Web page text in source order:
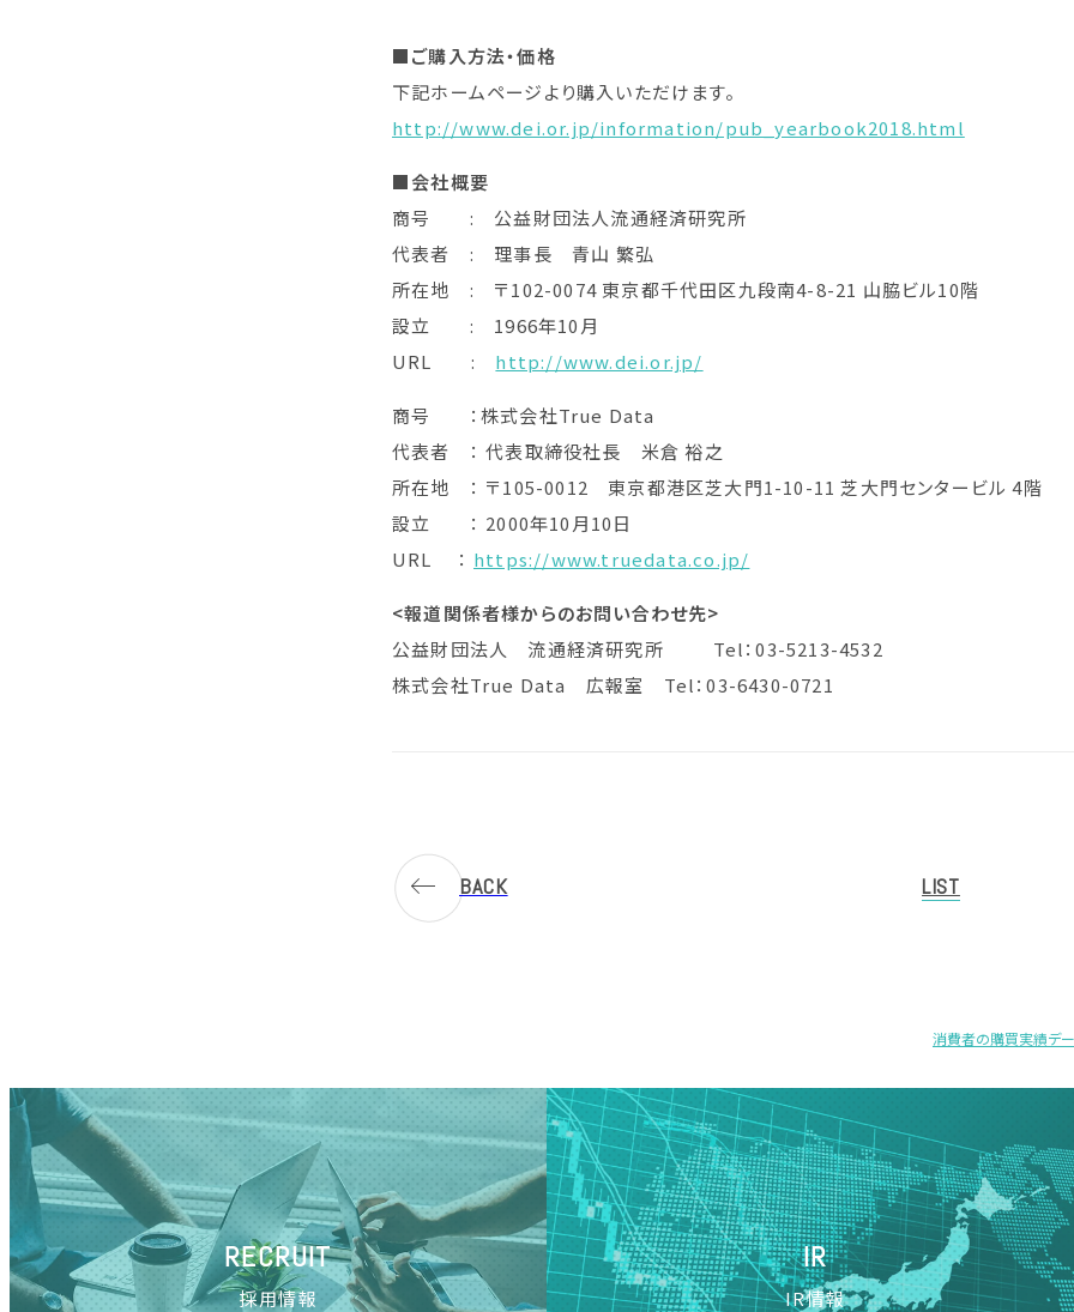
■ご購入方法・価格
下記ホームページより購入いただけます。
http://www.dei.or.jp/information/pub_yearbook2018.html
■会社概要
商号 : 公益財団法人流通経済研究所
代表者 : 理事長 青山 繁弘
所在地 : 〒102-0074 東京都千代田区九段南4-8-21 山脇ビル10階
設立 : 1966年10月
URL : http://www.dei.or.jp/
商号 ：株式会社True Data
代表者 ： 代表取締役社長 米倉 裕之
所在地 ： 〒105-0012 東京都港区芝大門1-10-11 芝大門センタービル 4階
設立 ： 2000年10月10日
URL ： https://www.truedata.co.jp/
<報道関係者様からのお問い合わせ先>
公益財団法人 流通経済研究所 Tel：03-5213-4532
株式会社True Data 広報室 Tel：03-6430-0721
BACK LIST
消費者の購買実績デ
RECRUIT
採用情報
IR
IR情報